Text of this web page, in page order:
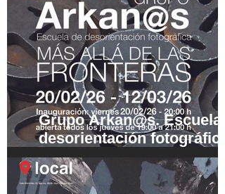
Grupo Arkan@s. Escuela
desorientación
Más allá de las fronteras.
20/02/26 - 12/03/26